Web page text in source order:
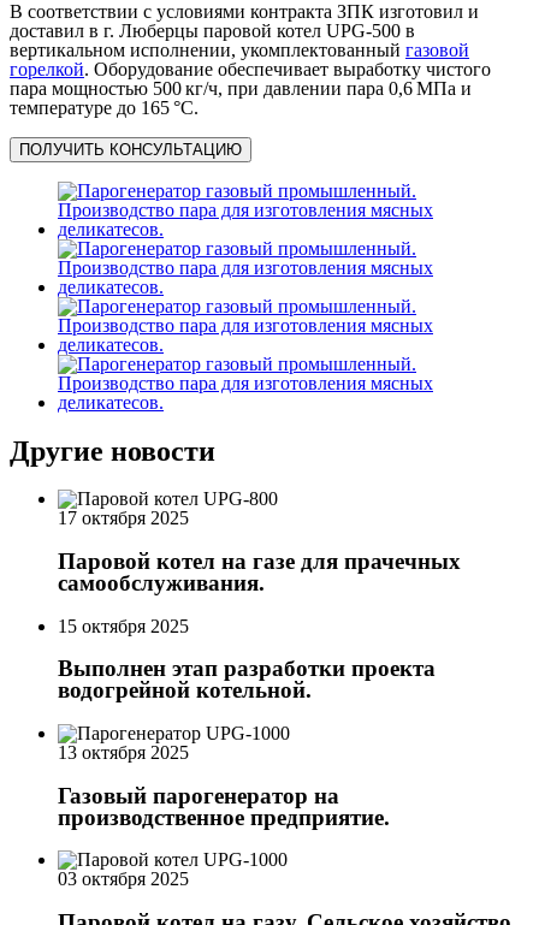
В соответствии с условиями контракта ЗПК изготовил и
доставил в г. Люберцы паровой котел UPG‑500 в
вертикальном исполнении, укомплектованный газовой
горелкой. Оборудование обеспечивает выработку чистого
пара мощностью 500 кг/ч, при давлении пара 0,6 МПа и
температуре до 165 °C.
ПОЛУЧИТЬ КОНСУЛЬТАЦИЮ
Другие новости
17 октября 2025
Паровой котел на газе для прачечных
самообслуживания.
15 октября 2025
Выполнен этап разработки проекта
водогрейной котельной.
13 октября 2025
Газовый парогенератор на
производственное предприятие.
03 октября 2025